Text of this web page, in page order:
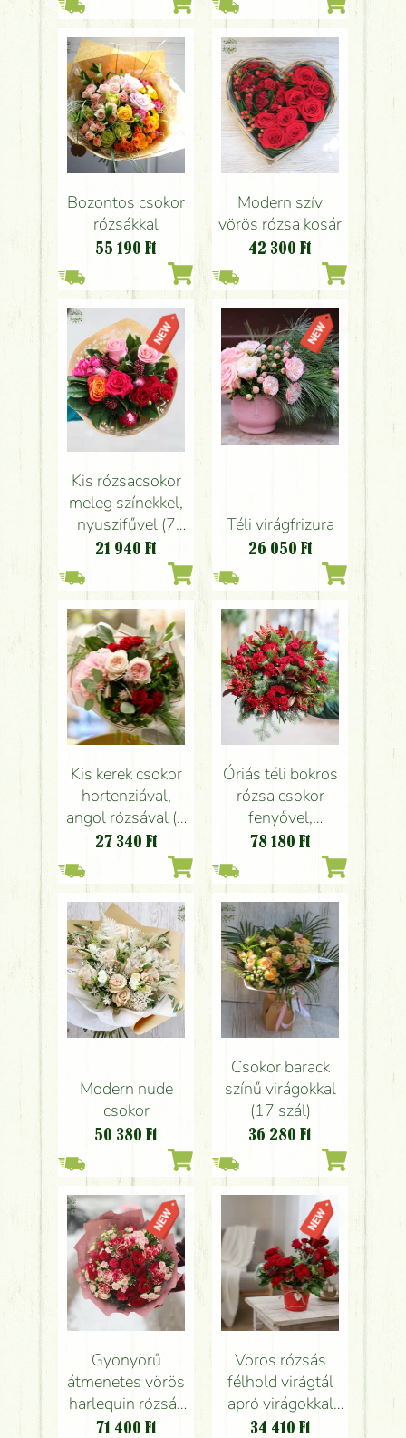
Bozontos csokor
rózsákkal
55 190 Ft
Modern szív
vörös rózsa kosár
42 300 Ft
Kis rózsacsokor
meleg színekkel,
nyuszifűvel (7
szál)
21 940 Ft
Téli virágfrizura
26 050 Ft
Kis kerek csokor
hortenziával,
angol rózsával (9
szál)
27 340 Ft
Óriás téli bokros
rózsa csokor
fenyővel,
bogyókkal, bordó
78 180 Ft
Modern nude
csokor
50 380 Ft
Csokor barack
színű virágokkal
(17 szál)
36 280 Ft
Gyönyörű
átmenetes vörös
harlequin rózsák
bokros rózsákkal
71 400 Ft
Vörös rózsás
félhold virágtál
apró virágokkal
(8+3 szál)
34 410 Ft